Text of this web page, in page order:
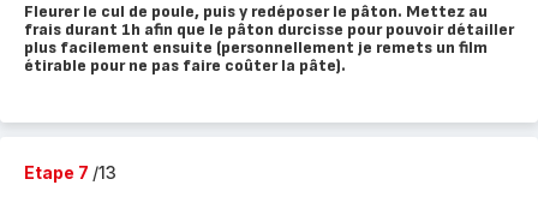
Fleurer le cul de poule, puis y redéposer le pâton. Mettez au
frais durant 1h afin que le pâton durcisse pour pouvoir détailler
plus facilement ensuite (personnellement je remets un film
étirable pour ne pas faire coûter la pâte).
Etape 7 /13